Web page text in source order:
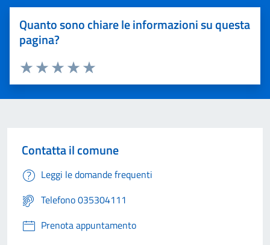
Quanto sono chiare le informazioni su questa
pagina?
Valuta 5 stelle su 5
Valuta 4 stelle su 5
Valuta 3 stelle su 5
Valuta 2 stelle su 5
Valuta 1 stelle su 5
Contatta il comune
Leggi le domande frequenti
Telefono 035304111
Prenota appuntamento